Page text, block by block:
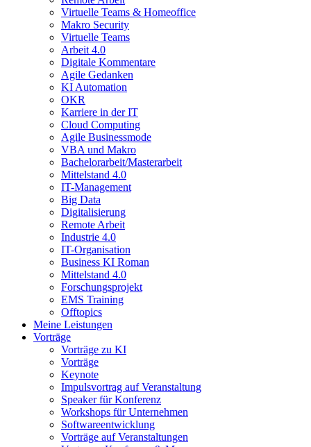
Virtuelle Teams & Homeoffice
Makro Security
Virtuelle Teams
Arbeit 4.0
Digitale Kommentare
Agile Gedanken
KI Automation
OKR
Karriere in der IT
Cloud Computing
Agile Businessmode
VBA und Makro
Bachelorarbeit/Masterarbeit
Mittelstand 4.0
IT-Management
Big Data
Digitalisierung
Remote Arbeit
Industrie 4.0
IT-Organisation
Business KI Roman
Mittelstand 4.0
Forschungsprojekt
EMS Training
Offtopics
Meine Leistungen
Vorträge
Vorträge zu KI
Vorträge
Keynote
Impulsvortrag auf Veranstaltung
Speaker für Konferenz
Workshops für Unternehmen
Softwareentwicklung
Vorträge auf Veranstaltungen